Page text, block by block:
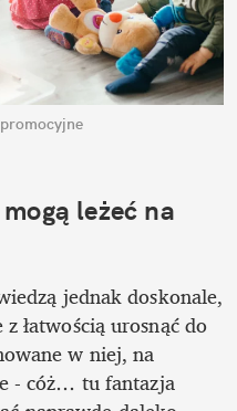
leżeć na
jednak doskonale,
łatwością urosnąć do
w niej, na
- cóż… tu fantazja